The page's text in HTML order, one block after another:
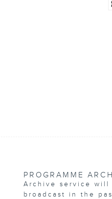
PROGRAMME
Archive service will
broadcast in the